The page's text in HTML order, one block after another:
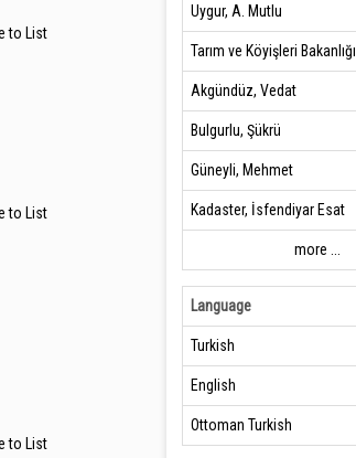
to List
to List
to List
Uygur, A. Mutlu
Tarım ve Köyişleri Bakanlığı
Akgündüz, Vedat
Bulgurlu, Şükrü
Güneyli, Mehmet
Kadaster, İsfendiyar Esat
more ...
Language
Turkish
English
Ottoman Turkish